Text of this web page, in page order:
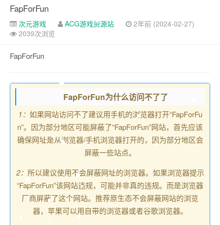
FapForFun
次元游戏 ACG游戏资源站
2年前 (2024-02-27)
2039次浏览
FapForFun
FapForFun为什么访问不了了
1： 如果网站访问不了建议用手机的浏览器打开“FapForFu
n”。因为部分地区可能屏蔽了“FapForFun”网站，首先应该
确保网址是从浏览器/手机浏览器打开的，因为部分地区会
屏蔽一些站点。
2： 所以建议使用不会屏蔽网址的浏览器。如果浏览器提示
“FapForFun”该网站违规，可能并非真的违规。而是浏览器
厂商屏蔽了这个网站。推荐原生态不会屏蔽网站的浏览
器，苹果可以用自带的浏览器或者谷歌浏览器。